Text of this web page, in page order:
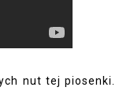
nut tej piosenki.